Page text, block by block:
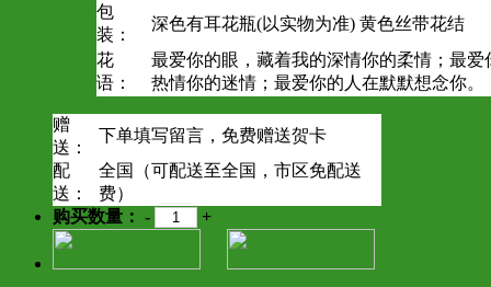
包
装：
深色有耳花瓶(以实物为准) 黄色丝带花结
花
语：
最爱你的眼，藏着我的深情你的柔情；最爱
热情你的迷情；最爱你的人在默默想念你。
赠
送：
下单填写留言，免费赠送贺卡
配
送：
全国（可配送至全国，市区免配送
费）
购买数量： - +